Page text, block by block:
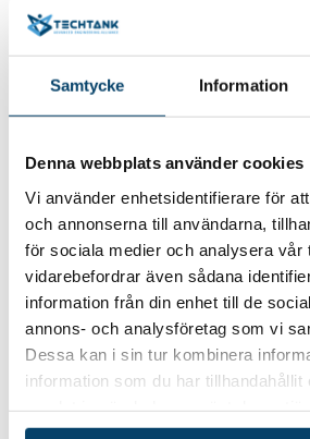
Samtycke Information
Denna webbplats använder cookies
Vi använder enhetsidentifierare för
och annonserna till användarna,
för sociala medier och analysera vår
vidarebefordrar även sådana
information från din enhet till de
annons- och analysföretag som vi
Dessa kan i sin tur kombinera
information som du har tillhandahållit
Praktisk information
Samtliga
genomförs digitalt När: torsdag den
Anmälan: Senast 20 maj 2025
→ Inbjudan PDF här→ Anmälan här
D3H,DFusion
I projektet samverkar Chalmers,
Good Solution Sweden, IFM
Qestio, Nord-Lock, Nexans Sweden
Workshopledare
Forskare Wilhelm Söderkvist
Torbjörn Ylipää, Chalmers
Varmt välkomna!